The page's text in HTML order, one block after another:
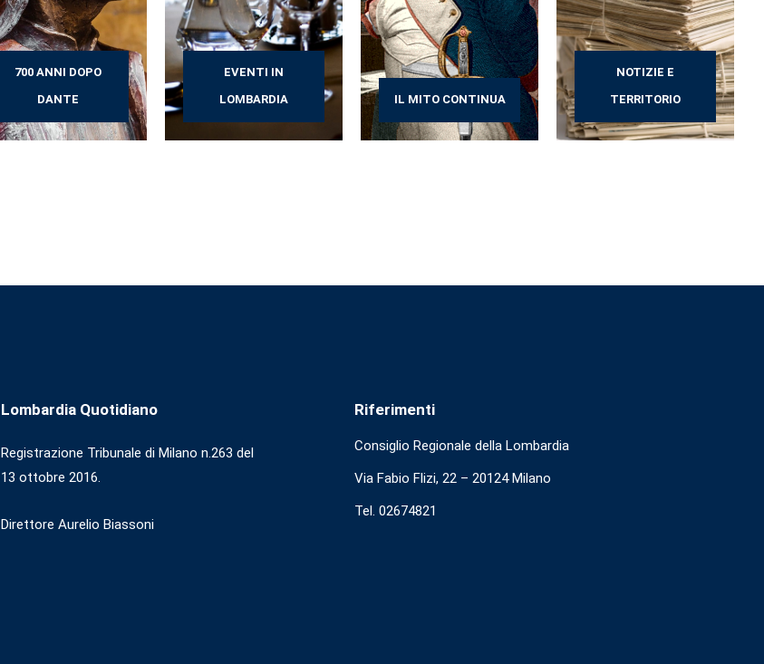
700 ANNI DOPO
DANTE
EVENTI IN
LOMBARDIA
IL MITO CONTINUA
NOTIZIE E
TERRITORIO
Lombardia Quotidiano
Registrazione Tribunale di Milano n.263 del
13 ottobre 2016.
Direttore Aurelio Biassoni
Riferimenti
Consiglio Regionale della Lombardia
Via Fabio Flizi, 22 – 20124 Milano
Tel. 02674821